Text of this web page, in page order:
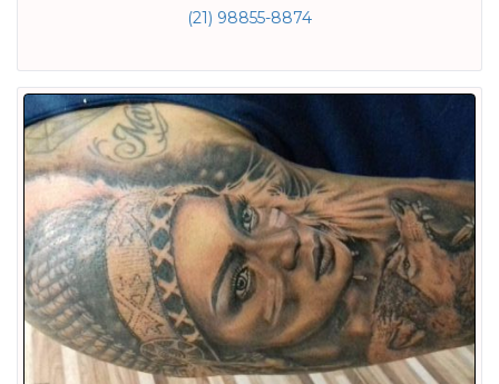
(21) 98855-8874